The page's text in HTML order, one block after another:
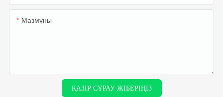
Мазмұны
ҚАЗІР СҰРАУ ЖІБЕРІҢІЗ